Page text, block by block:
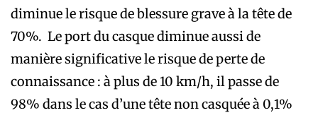
diminue le risque de blessure grave à la tête de
70%. Le port du casque diminue aussi de
manière significative le risque de perte de
connaissance : à plus de 10 km/h, il passe de
98% dans le cas d’une tête non casquée à 0,1%